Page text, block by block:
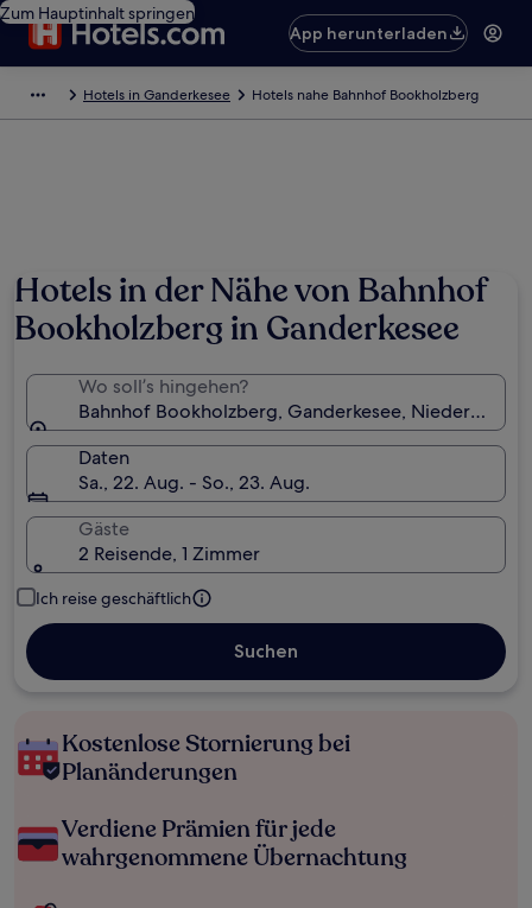
Zum Hauptinhalt springen
App herunterladen
Hotels in Ganderkesee Hotels nahe Bahnhof Bookholzberg
Hotels in der Nähe von Bahnhof
Bookholzberg in Ganderkesee
Wo soll’s hingehen?
Bahnhof Bookholzberg, Ganderkesee,
Daten
Sa., 22. Aug. - So., 23. Aug.
Gäste
2 Reisende, 1 Zimmer
Ich reise geschäftlich
Suchen
Kostenlose Stornierung bei
Planänderungen
Verdiene Prämien für jede
wahrgenommene Übernachtung